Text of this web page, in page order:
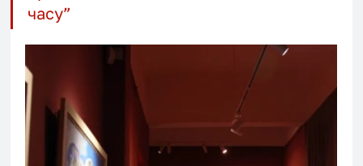
часу”